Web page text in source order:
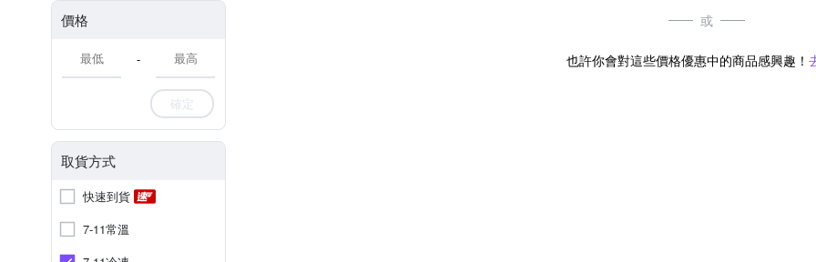
價格
-
確定
取貨方式
快速到貨
7-11常溫
或
也許你會對這些價格優惠中的商品感興趣！